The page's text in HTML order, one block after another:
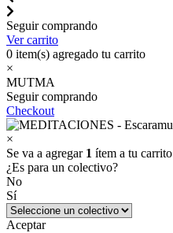
Seguir comprando
Ver carrito
0 item(s) agregado tu carrito
×
MUTMA
Seguir comprando
Checkout
×
Se va a agregar 1 ítem a tu carrito
¿Es para un colectivo?
No
Sí
Aceptar